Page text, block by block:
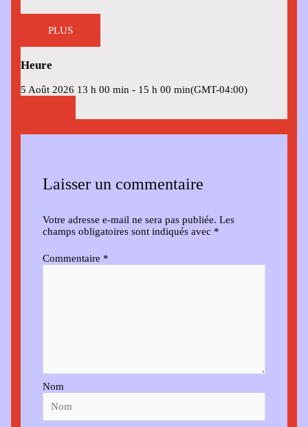
PLUS
Heure
5 Août 2026 13 h 00 min - 15 h 00 min(GMT-04:00)
Laisser un commentaire
Votre adresse e-mail ne sera pas publiée. Les
champs obligatoires sont indiqués avec *
Commentaire *
Nom